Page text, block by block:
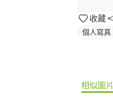
收藏
個人寫真
相似圖片